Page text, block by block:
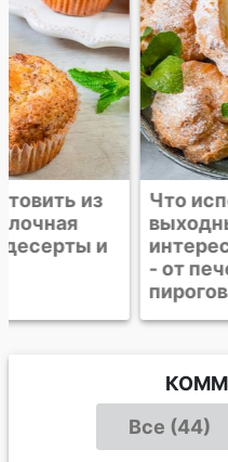
Что испечь на
выходных. 27 идей
интересной выпечки
- от печенья до
Все (44)